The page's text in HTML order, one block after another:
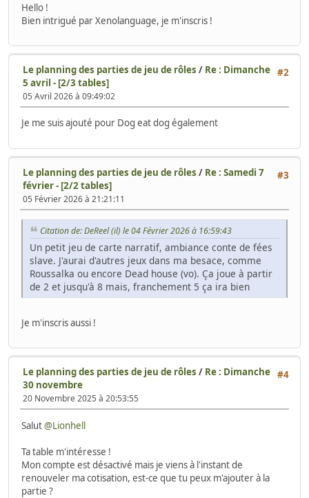
Hello !
Bien intrigué par Xenolanguage, je m'inscris !
#2
Le planning des parties de jeu de rôles / Re : Dimanche
5 avril - [2/3 tables]
05 Avril 2026 à 09:49:02
Je me suis ajouté pour Dog eat dog également
#3
Le planning des parties de jeu de rôles / Re : Samedi 7
février - [2/2 tables]
05 Février 2026 à 21:21:11
Citation de: DeReel (il) le 04 Février 2026 à 16:59:43
Un petit jeu de carte narratif, ambiance conte de fées
slave. J'aurai d'autres jeux dans ma besace, comme
Roussalka ou encore Dead house (vo). Ça joue à partir
de 2 et jusqu'à 8 mais, franchement 5 ça ira bien
Je m'inscris aussi !
#4
Le planning des parties de jeu de rôles / Re : Dimanche
30 novembre
20 Novembre 2025 à 20:53:55
Salut@Lionhell
Ta table m'intéresse !
Mon compte est désactivé mais je viens à l'instant de
renouveler ma cotisation, est-ce que tu peux m'ajouter à la
partie ?